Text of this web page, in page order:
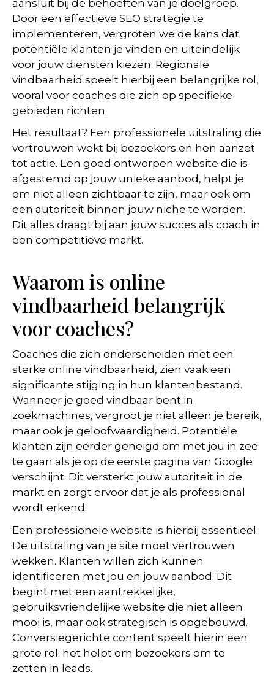
aansluit bij de behoeften van je doelgroep.
Door een effectieve SEO strategie te
implementeren, vergroten we de kans dat
potentiële klanten je vinden en uiteindelijk
voor jouw diensten kiezen. Regionale
vindbaarheid speelt hierbij een belangrijke rol,
vooral voor coaches die zich op specifieke
gebieden richten.
Het resultaat? Een professionele uitstraling die
vertrouwen wekt bij bezoekers en hen aanzet
tot actie. Een goed ontworpen website die is
afgestemd op jouw unieke aanbod, helpt je
om niet alleen zichtbaar te zijn, maar ook om
een autoriteit binnen jouw niche te worden.
Dit alles draagt bij aan jouw succes als coach in
een competitieve markt.
Waarom is online
vindbaarheid belangrijk
voor coaches?
Coaches die zich onderscheiden met een
sterke online vindbaarheid, zien vaak een
significante stijging in hun klantenbestand.
Wanneer je goed vindbaar bent in
zoekmachines, vergroot je niet alleen je bereik,
maar ook je geloofwaardigheid. Potentiële
klanten zijn eerder geneigd om met jou in zee
te gaan als je op de eerste pagina van Google
verschijnt. Dit versterkt jouw autoriteit in de
markt en zorgt ervoor dat je als professional
wordt erkend.
Een professionele website is hierbij essentieel.
De uitstraling van je site moet vertrouwen
wekken. Klanten willen zich kunnen
identificeren met jou en jouw aanbod. Dit
begint met een aantrekkelijke,
gebruiksvriendelijke website die niet alleen
mooi is, maar ook strategisch is opgebouwd.
Conversiegerichte content speelt hierin een
grote rol; het helpt om bezoekers om te
zetten in leads.